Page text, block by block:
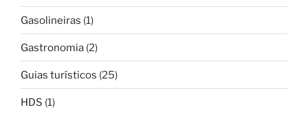
Gasolineiras (1)
Gastronomia (2)
Guias turísticos (25)
HDS (1)